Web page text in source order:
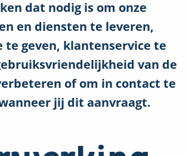
dat nodig is om onze
en diensten te leveren,
geven, klantenservice te
van de
of om in contact te
jij dit aanvraagt.